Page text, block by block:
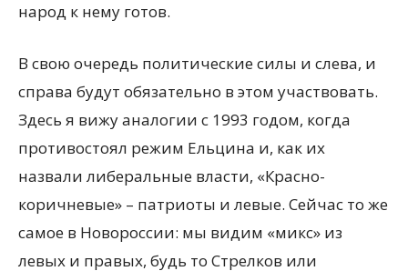
народ к нему готов.
В свою очередь политические силы и слева, и
справа будут обязательно в этом участвовать.
Здесь я вижу аналогии с 1993 годом, когда
противостоял режим Ельцина и, как их
назвали либеральные власти, «Красно-
коричневые» – патриоты и левые. Сейчас то же
самое в Новороссии: мы видим «микс» из
левых и правых, будь то Стрелков или